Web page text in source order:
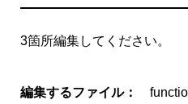
3箇所編集してください。
編集するファイル：